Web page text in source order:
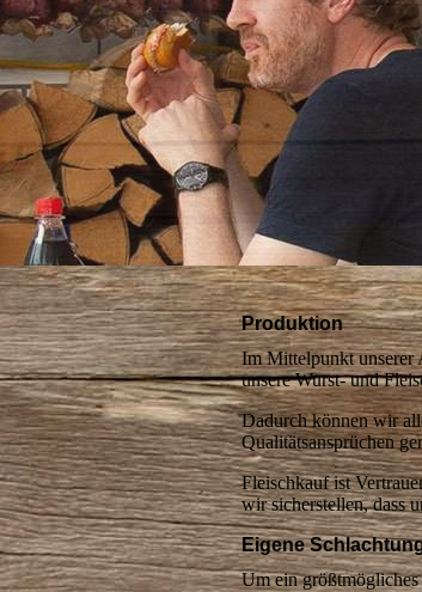
Produktion
Im Mittelpunkt unserer
unsere Wurst- und
Dadurch können wir
Qualitätsansprüchen
Fleischkauf ist
wir sicherstellen, dass
Eigene
Um ein